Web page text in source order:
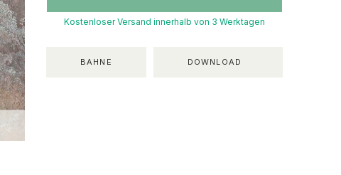
Kostenloser Versand innerhalb von 3 Werktagen
BAHNE DOWNLOAD